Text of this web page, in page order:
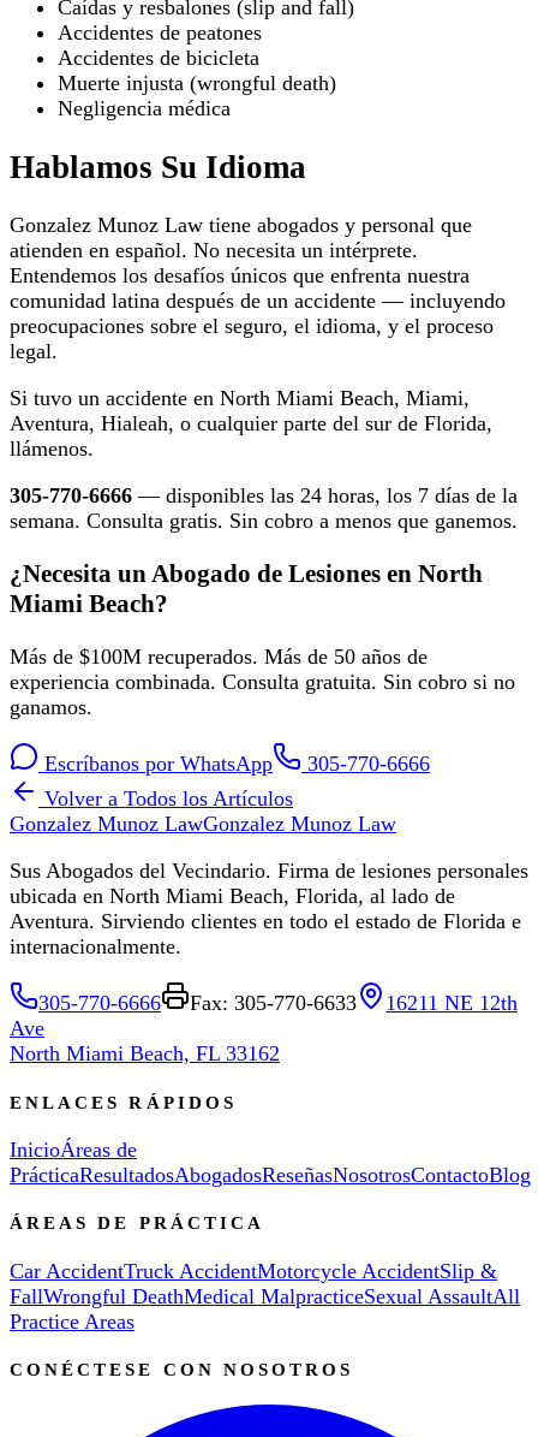
Caídas y resbalones (slip and fall)
Accidentes de peatones
Accidentes de bicicleta
Muerte injusta (wrongful death)
Negligencia médica
Hablamos Su Idioma
Gonzalez Munoz Law tiene abogados y personal que
atienden en español. No necesita un intérprete.
Entendemos los desafíos únicos que enfrenta nuestra
comunidad latina después de un accidente — incluyendo
preocupaciones sobre el seguro, el idioma, y el proceso
legal.
Si tuvo un accidente en North Miami Beach, Miami,
Aventura, Hialeah, o cualquier parte del sur de Florida,
llámenos.
305-770-6666 — disponibles las 24 horas, los 7 días de la
semana. Consulta gratis. Sin cobro a menos que ganemos.
¿Necesita un Abogado de Lesiones en North
Miami Beach?
Más de $100M recuperados. Más de 50 años de
experiencia combinada. Consulta gratuita. Sin cobro si no
ganamos.
Escríbanos por WhatsApp
305-770-6666
Volver a Todos los Artículos
Gonzalez Munoz LawGonzalez Munoz Law
Sus Abogados del Vecindario. Firma de lesiones personales
ubicada en North Miami Beach, Florida, al lado de
Aventura. Sirviendo clientes en todo el estado de Florida e
internacionalmente.
305-770-6666 Fax: 305-770-6633
16211 NE 12th
Ave
North Miami Beach, FL 33162
ENLACES RÁPIDOS
InicioÁreas de
PrácticaResultadosAbogadosReseñasNosotrosContactoBlog
ÁREAS DE PRÁCTICA
Car AccidentTruck AccidentMotorcycle AccidentSlip &
FallWrongful DeathMedical MalpracticeSexual AssaultAll
Practice Areas
CONÉCTESE CON NOSOTROS